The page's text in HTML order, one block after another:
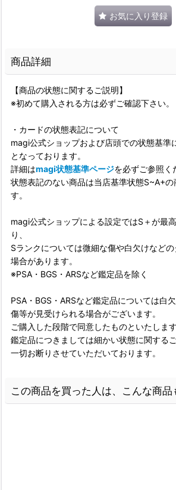
お気に入り登録
商品詳細
【商品の状態に関するご説明】
※初めて購入される方は必ずご確認下さい。
・カードの状態表記について
magi公式ショップおよび店頭での状態基準
となっております。
詳細はmagi状態基準ページを必ずご参照く
状態表記のない商品は当店基準状態S~A+の
す。
magi公式ショップによる設定ではS＋が最
り、
Sランクについては微細な傷や白欠けなど
場合があります。
※PSA・BGS・ARSなど鑑定品を除く
PSA・BGS・ARSなど鑑定品については白
傷等が見受けられる場合がございます。
ご購入した段階で同意したものといたします
鑑定品につきましては細かい状態に関する
一切お断りさせていただいております。
この商品を買った人は、こんな商